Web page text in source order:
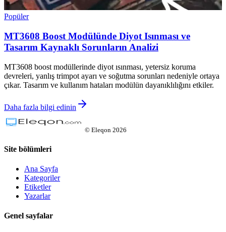
Popüler
MT3608 Boost Modülünde Diyot Isınması ve
Tasarım Kaynaklı Sorunların Analizi
MT3608 boost modüllerinde diyot ısınması, yetersiz koruma
devreleri, yanlış trimpot ayarı ve soğutma sorunları nedeniyle ortaya
çıkar. Tasarım ve kullanım hataları modülün dayanıklılığını etkiler.
Daha fazla bilgi edinin
© Eleqon 2026
Site bölümleri
Ana Sayfa
Kategoriler
Etiketler
Yazarlar
Genel sayfalar